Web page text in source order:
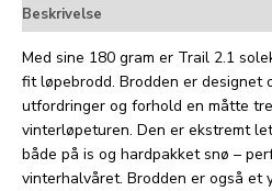
Beskrivelse
Med sine 180 gram er Trail 2.1
fit løpebrodd. Brodden er designet
utfordringer og forhold en måtte
vinterløpeturen. Den er ekstremt
både på is og hardpakket snø –
vinterhalvåret. Brodden er også et